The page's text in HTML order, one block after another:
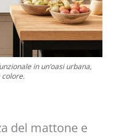
in un’oasi urbana,
del mattone e